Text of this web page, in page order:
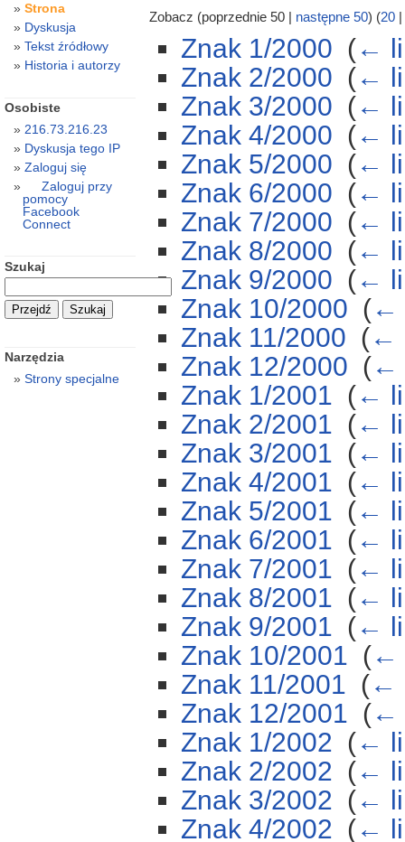
Zobacz (poprzednie 50 | następne 50) (20|
Znak 1/2000 (←
Znak 2/2000 (←
Znak 3/2000 (←
Znak 4/2000 (←
Znak 5/2000 (←
Znak 6/2000 (←
Znak 7/2000 (←
Znak 8/2000 (←
Znak 9/2000 (←
Znak 10/2000 (←
Znak 11/2000 (←
Znak 12/2000 (←
Znak 1/2001 (←
Znak 2/2001 (←
Znak 3/2001 (←
Znak 4/2001 (←
Znak 5/2001 (←
Znak 6/2001 (←
Znak 7/2001 (←
Znak 8/2001 (←
Znak 9/2001 (←
Znak 10/2001 (←
Znak 11/2001 (←
Znak 12/2001 (←
Znak 1/2002 (←
Znak 2/2002 (←
Znak 3/2002 (←
Znak 4/2002 (←
Strona
Dyskusja
Tekst źródłowy
Historia i autorzy
Osobiste
216.73.216.23
Dyskusja tego IP
Zaloguj się
Zaloguj przy
pomocy
Facebook
Connect
Szukaj
Narzędzia
Strony specjalne